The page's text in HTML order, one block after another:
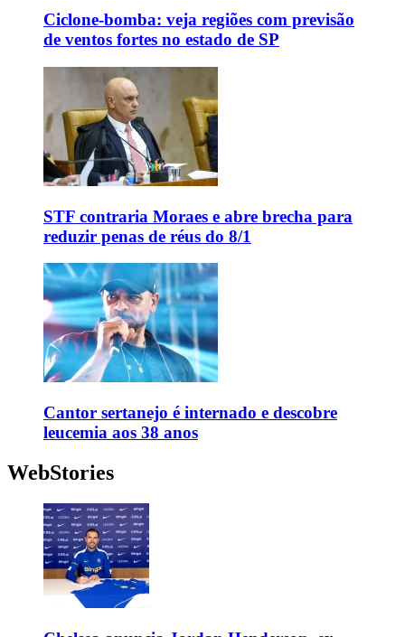
Ciclone-bomba: veja regiões com previsão
de ventos fortes no estado de SP
STF contraria Moraes e abre brecha para
reduzir penas de réus do 8/1
Cantor sertanejo é internado e descobre
leucemia aos 38 anos
WebStories